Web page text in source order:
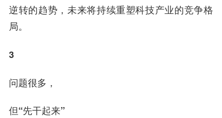
逆转的趋势，未来将持续重塑科技产业的竞争格
局。
3
问题很多，
但“先干起来”